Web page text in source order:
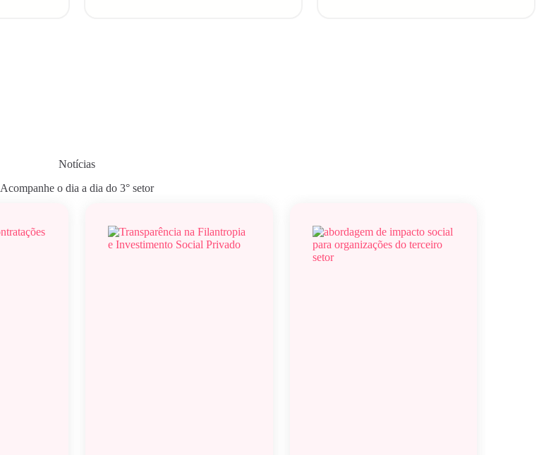
Notícias
Acompanhe o dia a dia do 3° setor